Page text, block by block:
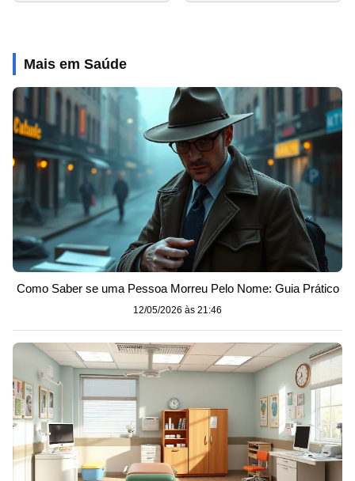
Mais em Saúde
Como Saber se uma Pessoa Morreu Pelo Nome: Guia Prático
12/05/2026 às 21:46